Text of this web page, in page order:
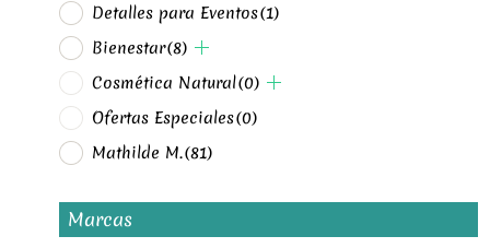
Detalles para Eventos(1)
Bienestar(8)
Cosmética Natural(0)
Ofertas Especiales(0)
Mathilde M.(81)
Marcas